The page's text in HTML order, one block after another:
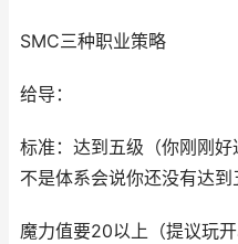
SMC三种职业策略
给导：
标准：达到五级（你刚刚
不是体系会说你还没有达到
魔力值要20以上（提议玩